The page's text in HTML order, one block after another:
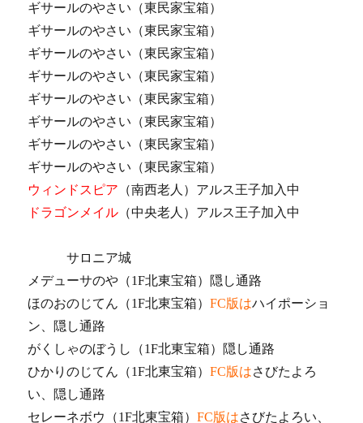
ギサールのやさい（東民家宝箱）
ギサールのやさい（東民家宝箱）
ギサールのやさい（東民家宝箱）
ギサールのやさい（東民家宝箱）
ギサールのやさい（東民家宝箱）
ギサールのやさい（東民家宝箱）
ギサールのやさい（東民家宝箱）
ギサールのやさい（東民家宝箱）
ウィンドスピア （南西老人）アルス王子加入中
ドラゴンメイル （中央老人）アルス王子加入中
サロニア城
メデューサのや（1F北東宝箱）隠し通路
ほのおのじてん（1F北東宝箱）FC版はハイポーショ
ン、隠し通路
がくしゃのぼうし（1F北東宝箱）隠し通路
ひかりのじてん（1F北東宝箱）FC版はさびたよろ
い、隠し通路
セレーネボウ（1F北東宝箱）FC版はさびたよろい、